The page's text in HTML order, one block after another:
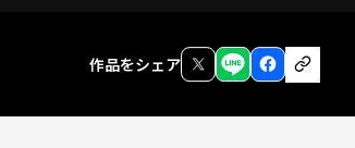
作品をシェア